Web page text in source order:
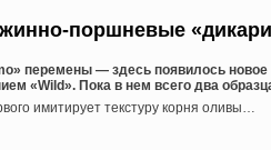
поршневые
перемены — здесь появилось
«Wild». Пока в нем всего два
имитирует текстуру корня оливы…